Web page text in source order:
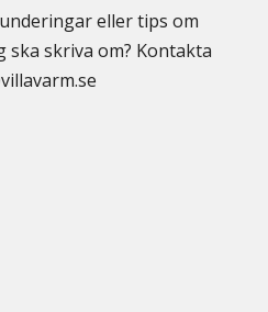
eller tips om
ska skriva om? Kontakta